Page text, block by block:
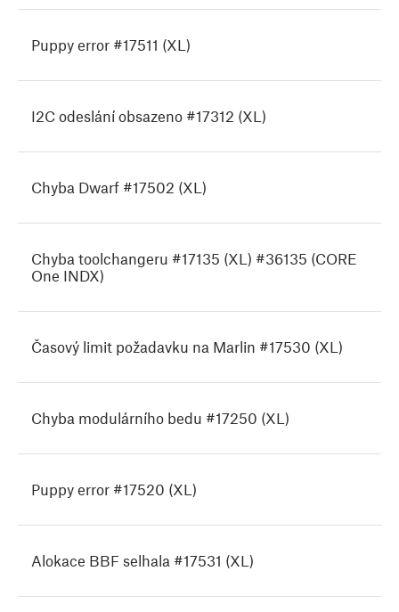
Puppy error #17511 (XL)
I2C odeslání obsazeno #17312 (XL)
Chyba Dwarf #17502 (XL)
Chyba toolchangeru #17135 (XL) #36135 (CORE
One INDX)
Časový limit požadavku na Marlin #17530 (XL)
Chyba modulárního bedu #17250 (XL)
Puppy error #17520 (XL)
Alokace BBF selhala #17531 (XL)